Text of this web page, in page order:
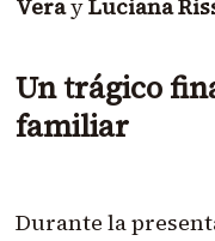
VerayLuciana
Un trágico
familiar
Durante la